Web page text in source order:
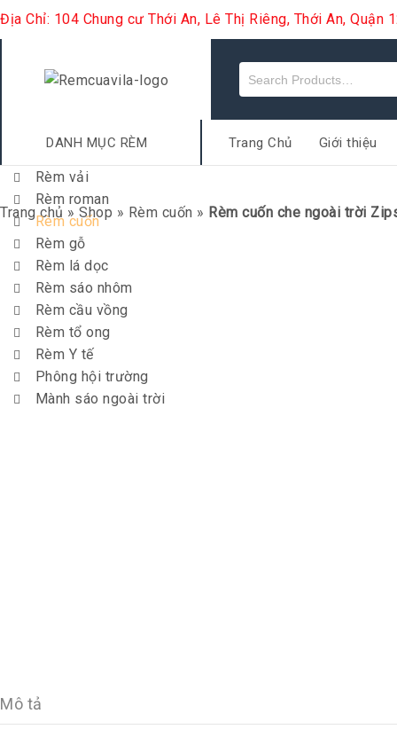
Địa Chỉ: 104 Chung cư Thới An, Lê Thị Riêng, Thới An, Quận
DANH MỤC RÈM
Rèm vải
Rèm roman
Rèm cuốn
Rèm gỗ
Rèm lá dọc
Rèm sáo nhôm
Rèm cầu vồng
Rèm tổ ong
Rèm Y tế
Phông hội trường
Mành sáo ngoài trời
Trang Chủ Giới thiệu
Trang chủ » Shop » Rèm cuốn » Rèm cuốn che ngoài trời
Mô tả